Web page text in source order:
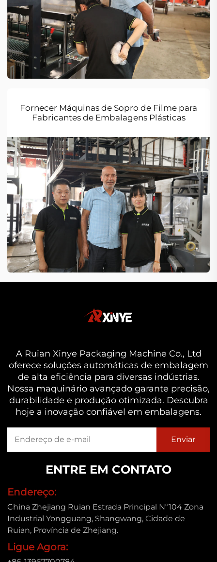
Fornecer Máquinas de Sopro de Filme para
Fabricantes de Embalagens Plásticas
A Ruian Xinye Packaging Machine Co., Ltd
oferece soluções automáticas de embalagem
de alta eficiência para diversas indústrias.
Nossa maquinário avançado garante precisão,
durabilidade e produção otimizada. Descubra
hoje a inovação confiável em embalagens.
ENTRE EM CONTATO
Endereço:
China Zhejiang Ruian Estrada Principal Nº104 Zona
Industrial Yongguang, Shangwang, Cidade de
Ruian, Província de Zhejiang.
Ligue Agora: